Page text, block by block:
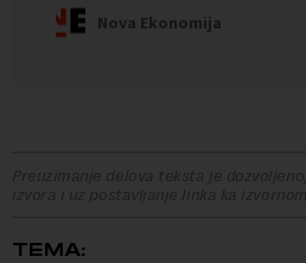
Preuzimanje delova teksta je
izvora i uz postavljanje linka ka
TEMA: